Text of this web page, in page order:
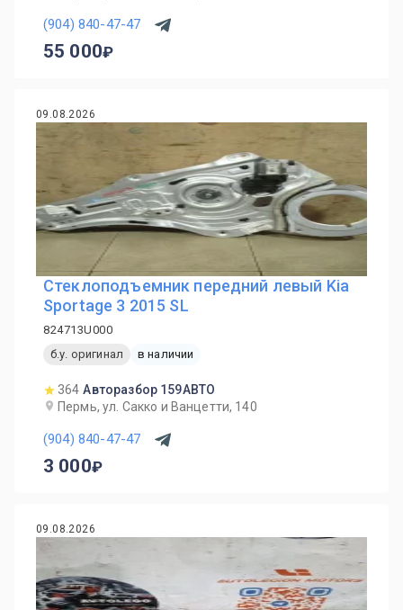
(904) 840-47-47
55 000
09.08.2026
Стеклоподъемник передний левый Kia
Sportage 3 2015 SL
824713U000
б.у. оригинал
в наличии
364 Авторазбор 159АВТО
Пермь, ул. Сакко и Ванцетти, 140
(904) 840-47-47
3 000
09.08.2026